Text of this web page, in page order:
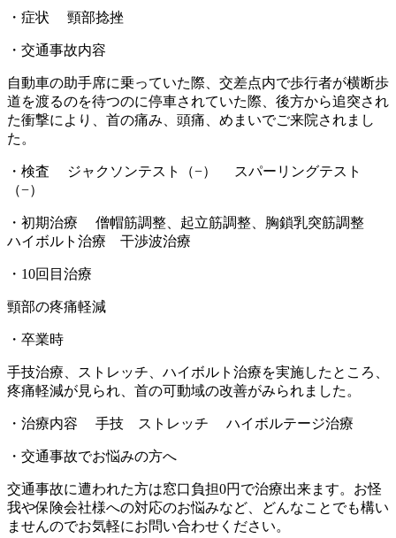
・症状 頸部捻挫
・交通事故内容
自動車の助手席に乗っていた際、交差点内で歩行者が横断歩
道を渡るのを待つのに停車されていた際、後方から追突され
た衝撃により、首の痛み、頭痛、めまいでご来院されまし
た。
・検査 ジャクソンテスト（−） スパーリングテスト
（−）
・初期治療 僧帽筋調整、起立筋調整、胸鎖乳突筋調整
ハイボルト治療 干渉波治療
・10回目治療
頸部の疼痛軽減
・卒業時
手技治療、ストレッチ、ハイボルト治療を実施したところ、
疼痛軽減が見られ、首の可動域の改善がみられました。
・治療内容 手技 ストレッチ ハイボルテージ治療
・交通事故でお悩みの方へ
交通事故に遭われた方は窓口負担0円で治療出来ます。お怪
我や保険会社様への対応のお悩みなど、どんなことでも構い
ませんのでお気軽にお問い合わせください。